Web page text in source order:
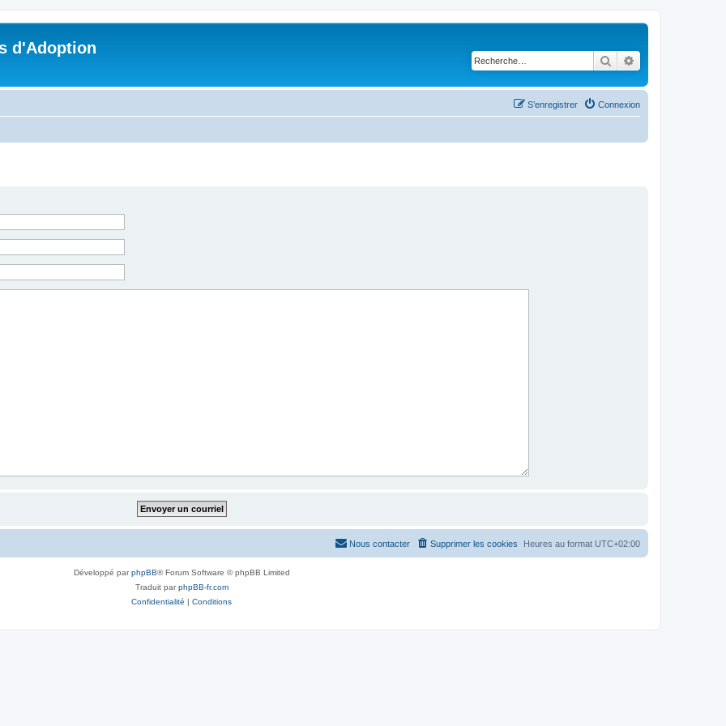
d'Adoption
Rechercher
Connexion
S’enregistrer
Heures au format UTC+02:00
Supprimer les cookies
Nous contacter
Développé parphpBB® Forum Software © phpBB Limited
Traduit parphpBB-fr.com
Confidentialité | Conditions